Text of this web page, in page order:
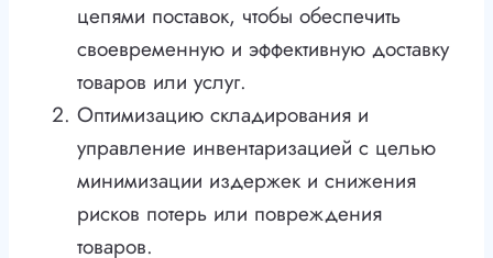
цепями поставок, чтобы обеспечить
своевременную и эффективную доставку
товаров или услуг.
Оптимизацию складирования и
управление инвентаризацией с целью
минимизации издержек и снижения
рисков потерь или повреждения
товаров.